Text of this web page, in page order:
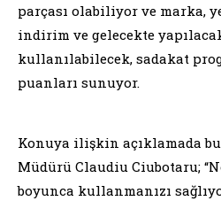
parçası olabiliyor ve marka,
indirim ve gelecekte
kullanılabilecek, sadakat
puanları sunuyor.
Konuya ilişkin açıklamada
Müdürü Claudiu Ciubotaru;
boyunca kullanmanızı